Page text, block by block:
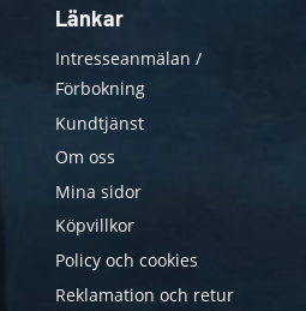
Länkar
Intresseanmälan /
Förbokning
Kundtjänst
Om oss
Mina sidor
Köpvillkor
Policy och cookies
Reklamation och retur